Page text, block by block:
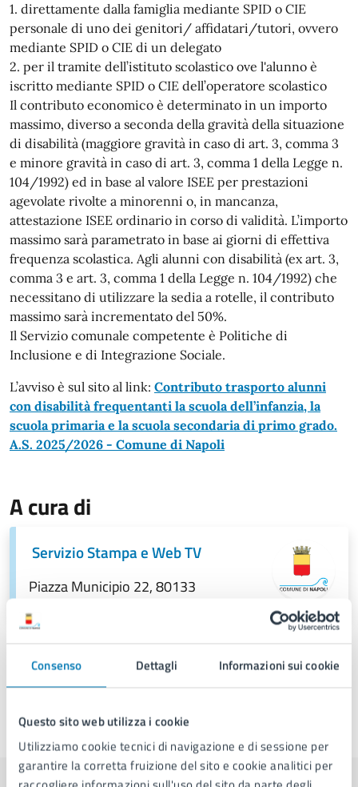
Consenso Dettagli Informazioni sui cookie
Questo sito web utilizza i cookie
Utilizziamo cookie tecnici di navigazione e di sessione per
garantire la corretta fruizione del sito e cookie analitici per
1. direttamente dalla famiglia mediante SPID o CIE
personale di uno dei genitori/ affidatari/tutori, ovvero
mediante SPID o CIE di un delegato
2. per il tramite dell’istituto scolastico ove l'alunno è
iscritto mediante SPID o CIE dell’operatore scolastico
Il contributo economico è determinato in un importo
massimo, diverso a seconda della gravità della situazione
di disabilità (maggiore gravità in caso di art. 3, comma 3
e minore gravità in caso di art. 3, comma 1 della Legge n.
104/1992) ed in base al valore ISEE per prestazioni
agevolate rivolte a minorenni o, in mancanza,
attestazione ISEE ordinario in corso di validità. L’importo
massimo sarà parametrato in base ai giorni di effettiva
frequenza scolastica. Agli alunni con disabilità (ex art. 3,
comma 3 e art. 3, comma 1 della Legge n. 104/1992) che
necessitano di utilizzare la sedia a rotelle, il contributo
massimo sarà incrementato del 50%.
Il Servizio comunale competente è Politiche di
Inclusione e di Integrazione Sociale.
L’avviso è sul sito al link: Contributo trasporto alunni
con disabilità frequentanti la scuola dell’infanzia, la
scuola primaria e la scuola secondaria di primo grado.
A.S. 2025/2026 - Comune di Napoli
A cura di
Servizio Stampa e Web TV
Piazza Municipio 22, 80133
Ultimo aggiornamento:13/11/2025, 10:46